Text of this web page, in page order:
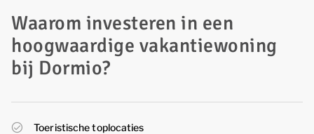
Waarom investeren in een
hoogwaardige vakantiewoning
bij Dormio?
Toeristische toplocaties